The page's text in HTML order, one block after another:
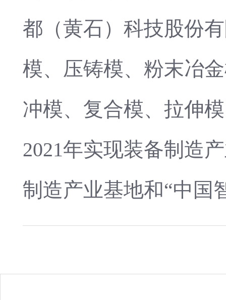
都（黄石）科技股份
模、压铸模、粉末冶
冲模、复合模、拉伸
2021年实现装备制造
制造产业基地和“中国